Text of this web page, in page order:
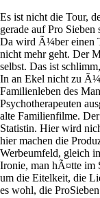
Es ist nicht die Tour,
gerade auf Pro
Da wird Ã¼ber einen
nicht mehr geht. Der
selbst. Das ist
In an Ekel nicht zu
Familienleben des
Psychotherapeuten
alte Familienfilme.
Statistin. Hier wird
hier machen die
Werbeumfeld, gleich
Ironie, man hÃ¤tte im
um die Eitelkeit, die
es wohl, die